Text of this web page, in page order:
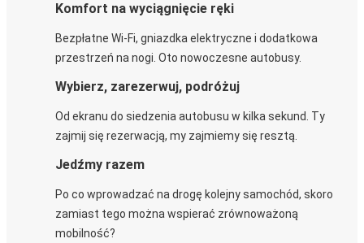
Komfort na wyciągnięcie ręki
Bezpłatne Wi-Fi, gniazdka elektryczne i dodatkowa
przestrzeń na nogi. Oto nowoczesne autobusy.
Wybierz, zarezerwuj, podróżuj
Od ekranu do siedzenia autobusu w kilka sekund. Ty
zajmij się rezerwacją, my zajmiemy się resztą.
Jedźmy razem
Po co wprowadzać na drogę kolejny samochód, skoro
zamiast tego można wspierać zrównoważoną
mobilność?